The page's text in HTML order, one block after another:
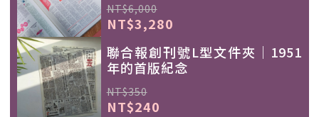
NT$6,000
NT$3,280
聯合報創刊號L型文件夾｜1951
年的首版紀念
NT$350
NT$240